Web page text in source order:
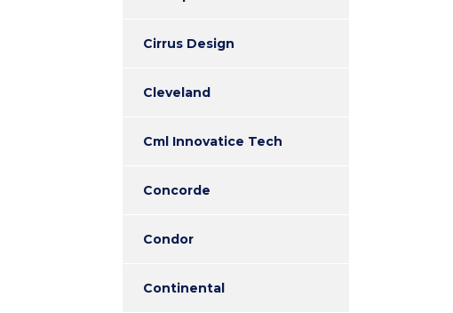
Cirrus Design
Cleveland
Cml Innovatice Tech
Concorde
Condor
Continental